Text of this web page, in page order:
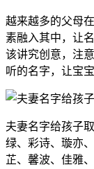
越来越多的父母
素融入其中，让
该讲究创意，注
听的名字，让宝
夫妻名字给孩子
绿、彩诗、璇亦
芷、馨波、佳雅